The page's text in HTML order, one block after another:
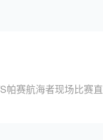
赛航海者现场比赛